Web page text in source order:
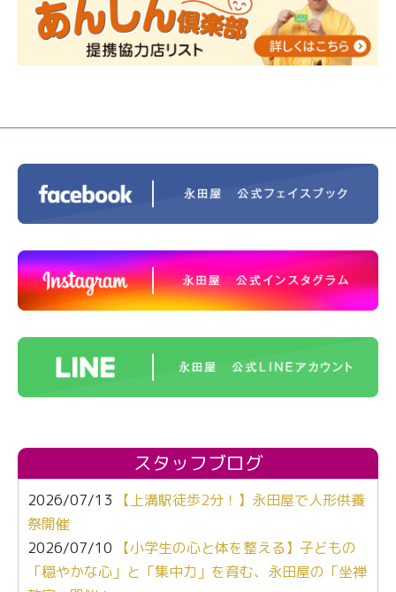
ス®上鶴間 エンディングノートを書いてみよう！
2023/11/29 永田屋創業110周年記念式典 レンブラ
ントホテル東京町田
スタッフブログ
2026/07/13
【上溝駅徒歩2分！】永田屋で人形供養
祭開催
2026/07/10
【小学生の心と体を整える】子どもの
「穏やかな心」と「集中力」を育む、永田屋の「坐禅